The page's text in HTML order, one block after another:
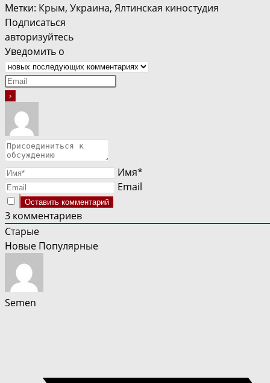
Метки: Крым, Украина, Ялтинская киностудия
Подписаться
авторизуйтесь
Уведомить о
Имя*
Email
3 комментариев
Старые
Новые Популярные
Semen